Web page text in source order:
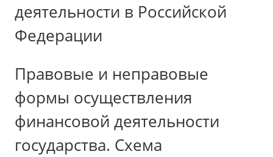
деятельности в Российской
Федерации
Правовые и неправовые
формы осуществления
финансовой деятельности
государства. Схема